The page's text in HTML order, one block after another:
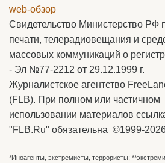
web-обзор
Свидетельство Министерство РФ
печати, телерадиовещания и
массовых коммуникаций о
- Эл №77-2212 от 29.12.1999 г.
Журналистское агентство
(FLB). При полном или частичном
использовании материалов
"FLB.Ru" обязательна ©1999-
*Иноагенты, экстремисты, террористы;